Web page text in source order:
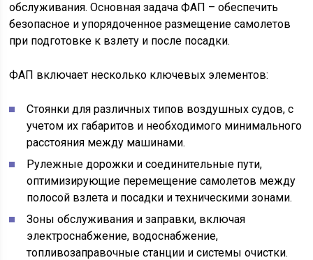
обслуживания. Основная задача ФАП – обеспечить
безопасное и упорядоченное размещение самолетов
при подготовке к взлету и после посадки.
ФАП включает несколько ключевых элементов:
Стоянки для различных типов воздушных судов, с
учетом их габаритов и необходимого минимального
расстояния между машинами.
Рулежные дорожки и соединительные пути,
оптимизирующие перемещение самолетов между
полосой взлета и посадки и техническими зонами.
Зоны обслуживания и заправки, включая
электроснабжение, водоснабжение,
топливозаправочные станции и системы очистки.